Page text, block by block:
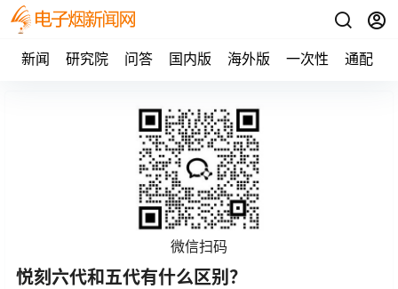
新闻 研究院 问答 国内版 海外版 一次性 通配
微信扫码
悦刻六代和五代有什么区别？